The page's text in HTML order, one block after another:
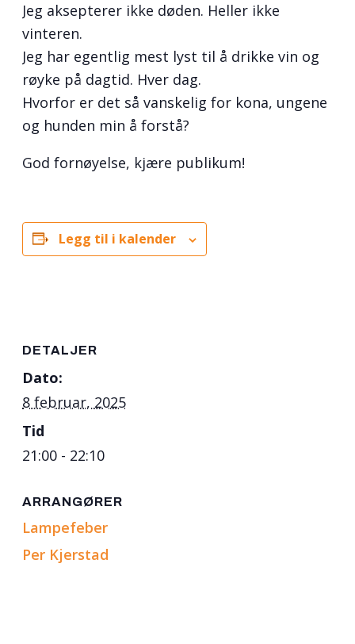
Jeg aksepterer ikke døden. Heller ikke
vinteren.
Jeg har egentlig mest lyst til å drikke vin og
røyke på dagtid. Hver dag.
Hvorfor er det så vanskelig for kona, ungene
og hunden min å forstå?
God fornøyelse, kjære publikum!
Legg til i kalender
DETALJER
Dato:
8 februar, 2025
Tid
21:00 - 22:10
ARRANGØRER
Lampefeber
Per Kjerstad